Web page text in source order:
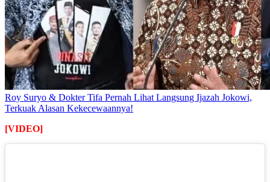
Roy Suryo & Dokter Tifa Pernah Lihat Langsung Ijazah Jokowi,
Terkuak Alasan Kekecewaannya!
[VIDEO]